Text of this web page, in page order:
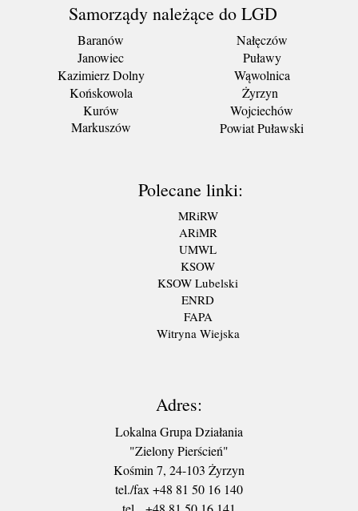
Samorządy należące do LGD
Baranów
Janowiec
Kazimierz Dolny
Końskowola
Kurów
Markuszów
Nałęczów
Puławy
Wąwolnica
Żyrzyn
Wojciechów
Powiat Puławski
Polecane linki:
MRiRW
ARiMR
UMWL
KSOW
KSOW Lubelski
ENRD
FAPA
Witryna Wiejska
Adres:
Lokalna Grupa Działania
"Zielony Pierścień"
Kośmin 7, 24-103 Żyrzyn
tel./fax +48 81 50 16 140